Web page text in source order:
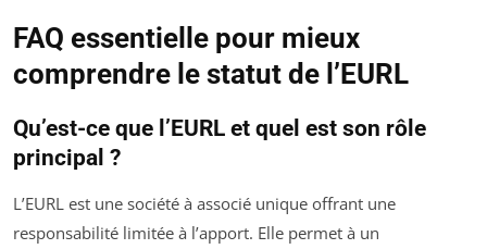
FAQ essentielle pour mieux
comprendre le statut de l’EURL
Qu’est-ce que l’EURL et quel est son rôle
principal ?
L’EURL est une société à associé unique offrant une
responsabilité limitée à l’apport. Elle permet à un